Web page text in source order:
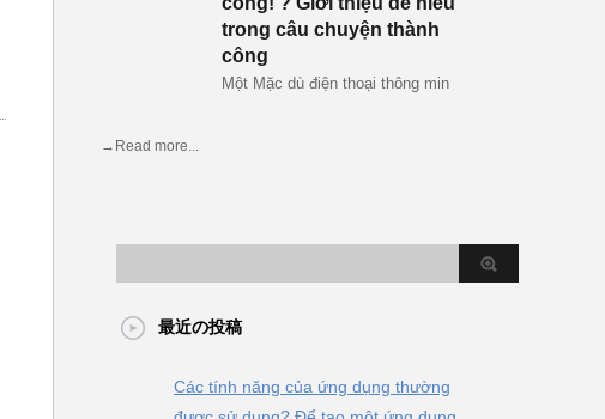
trong câu chuyện thành
công
Một Mặc dù điện thoại thông min
→Read more...
最近の投稿
Các tính năng của ứng dụng thường